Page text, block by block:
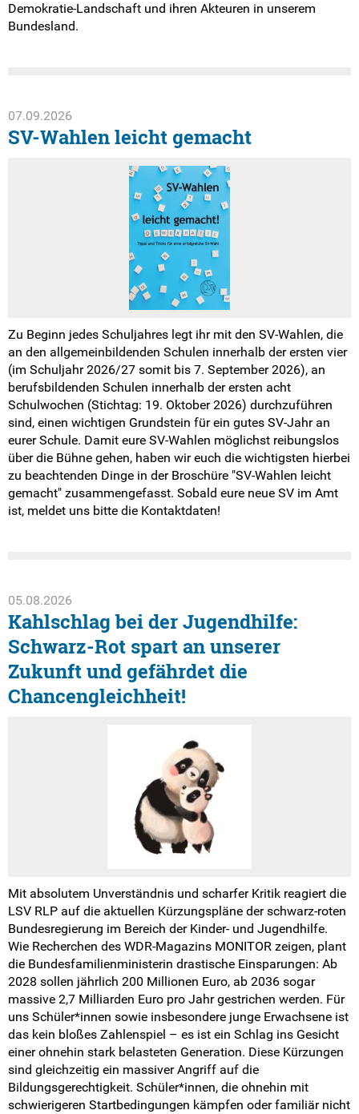
Demokratie-Landschaft und ihren Akteuren in unserem
Bundesland.
07.09.2026
SV-Wahlen leicht gemacht
Zu Beginn jedes Schuljahres legt ihr mit den SV-Wahlen, die
an den allgemeinbildenden Schulen innerhalb der ersten vier
(im Schuljahr 2026/27 somit bis 7. September 2026), an
berufsbildenden Schulen innerhalb der ersten acht
Schulwochen (Stichtag: 19. Oktober 2026) durchzuführen
sind, einen wichtigen Grundstein für ein gutes SV-Jahr an
eurer Schule. Damit eure SV-Wahlen möglichst reibungslos
über die Bühne gehen, haben wir euch die wichtigsten hierbei
zu beachtenden Dinge in der Broschüre "SV-Wahlen leicht
gemacht" zusammengefasst. Sobald eure neue SV im Amt
ist, meldet uns bitte die Kontaktdaten!
05.08.2026
Kahlschlag bei der Jugendhilfe:
Schwarz-Rot spart an unserer
Zukunft und gefährdet die
Chancengleichheit!
Mit absolutem Unverständnis und scharfer Kritik reagiert die
LSV RLP auf die aktuellen Kürzungspläne der schwarz-roten
Bundesregierung im Bereich der Kinder- und Jugendhilfe.
Wie Recherchen des WDR-Magazins MONITOR zeigen, plant
die Bundesfamilienministerin drastische Einsparungen: Ab
2028 sollen jährlich 200 Millionen Euro, ab 2036 sogar
massive 2,7 Milliarden Euro pro Jahr gestrichen werden. Für
uns Schüler*innen sowie insbesondere junge Erwachsene ist
das kein bloßes Zahlenspiel – es ist ein Schlag ins Gesicht
einer ohnehin stark belasteten Generation. Diese Kürzungen
sind gleichzeitig ein massiver Angriff auf die
Bildungsgerechtigkeit. Schüler*innen, die ohnehin mit
schwierigeren Startbedingungen kämpfen oder familiär nicht